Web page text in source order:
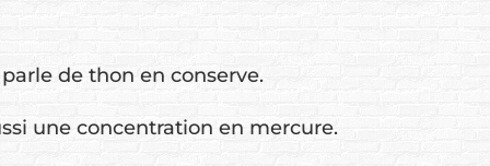
de thon en conserve.
une concentration en mercure.